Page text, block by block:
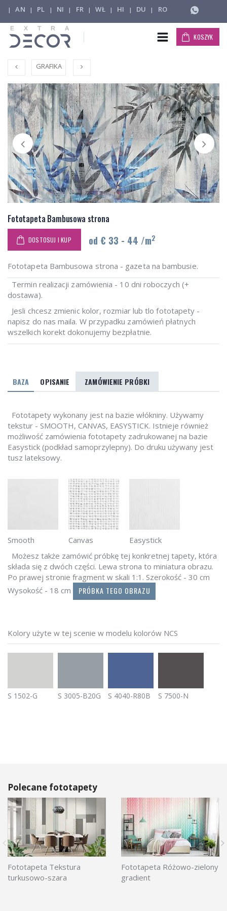
| AN | PL | NI | FR | WŁ | HI | DU | RO
KOSZYK
GRAFIKA
Fototapeta Bambusowa strona
DOSTOSUJ I KUP od € 33 - 44 /m2
Fototapeta Bambusowa strona - gazeta na bambusie.
Termin realizacji zamówienia - 10 dni roboczych (+
dostawa).
Jesli chcesz zmienic kolor, rozmiar lub tlo fototapety -
napisz do nas maila. W przypadku zamówień płatnych
wszelkich korekt dokonujemy bezpłatnie.
BAZA OPISANIE ZAMÓWIENIE PRÓBKI
Fototapety wykonany jest na bazie włókniny. Używamy
tekstur - SMOOTH, CANVAS, EASYSTICK. Istnieje również
możliwość zamówienia fototapety zadrukowanej na bazie
Easystick (podkład samoprzylepny). Do druku używany jest
tusz lateksowy.
Smooth Canvas
Easystick
Możesz także zamówić próbkę tej konkretnej tapety, która
składa się z dwóch części. Lewa strona to miniatura obrazu.
Po prawej stronie fragment w skali 1:1. Szerokość - 30 cm
Wysokość - 18 cm
PRÓBKA TEGO OBRAZU
Kolory użyte w tej scenie w modelu kolorów NCS
S 1502-G S 3005-B20G S 4040-R80B S 7500-N
Polecane fototapety
Fototapeta Tekstura
turkusowo-szara
Fototapeta Różowo-zielony
gradient